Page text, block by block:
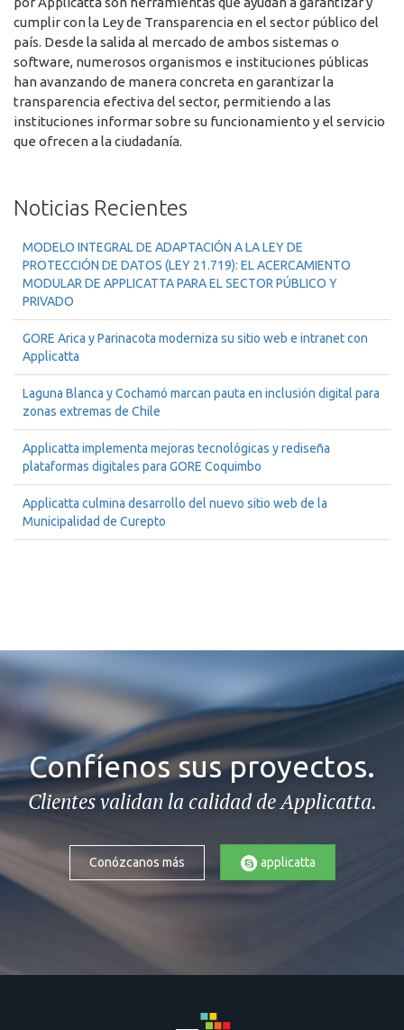
cumplir con la Ley de Transparencia en el sector público del
país. Desde la salida al mercado de ambos sistemas o
software, numerosos organismos e instituciones públicas
han avanzando de manera concreta en garantizar la
transparencia efectiva del sector, permitiendo a las
instituciones informar sobre su funcionamiento y el servicio
que ofrecen a la ciudadanía.
Noticias Recientes
MODELO INTEGRAL DE ADAPTACIÓN A LA LEY DE
PROTECCIÓN DE DATOS (LEY 21.719): EL ACERCAMIENTO
MODULAR DE APPLICATTA PARA EL SECTOR PÚBLICO Y
PRIVADO
GORE Arica y Parinacota moderniza su sitio web e intranet con
Applicatta
Laguna Blanca y Cochamó marcan pauta en inclusión digital para
zonas extremas de Chile
Applicatta implementa mejoras tecnológicas y rediseña
plataformas digitales para GORE Coquimbo
Applicatta culmina desarrollo del nuevo sitio web de la
Municipalidad de Curepto
Confíenos sus proyectos.
Clientes validan la calidad de Applicatta.
Conózcanos más applicatta